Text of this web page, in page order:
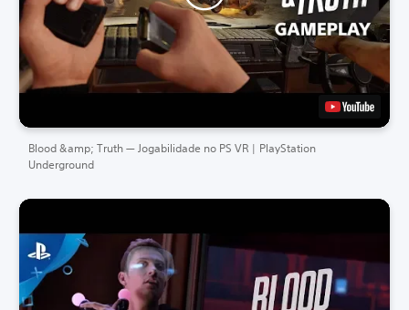
Blood &amp; Truth — Jogabilidade no PS VR | PlayStation
Underground